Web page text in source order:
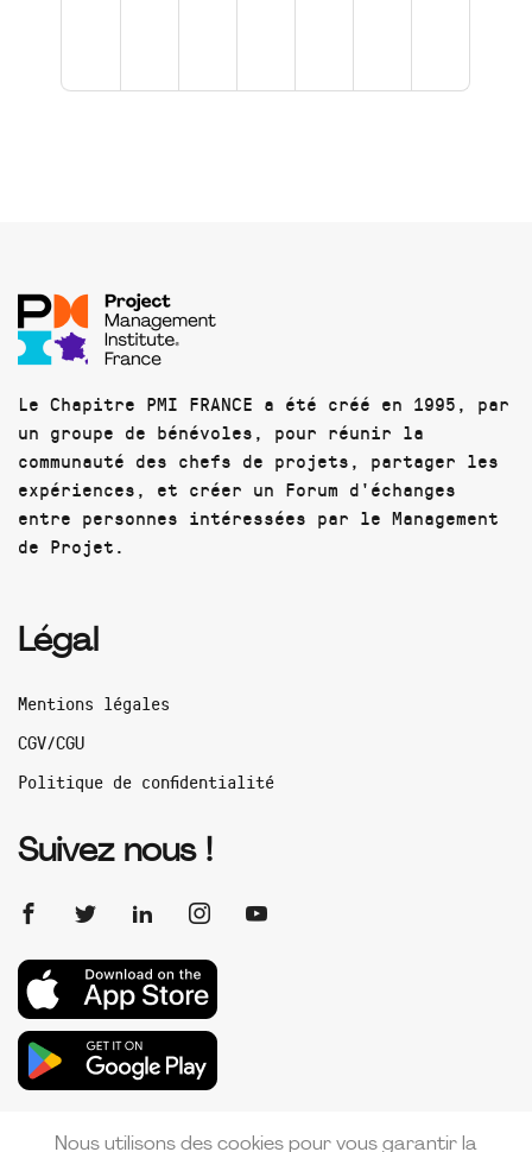
Le Chapitre PMI FRANCE a été créé en 1995, par
un groupe de bénévoles, pour réunir la
communauté des chefs de projets, partager les
expériences, et créer un Forum d'échanges
entre personnes intéressées par le Management
de Projet.
Légal
Mentions légales
CGV/CGU
Politique de confidentialité
Suivez nous !
Nous utilisons des cookies pour vous garantir la